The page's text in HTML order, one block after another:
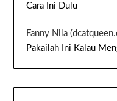
Cara Ini Dulu
Fanny Nila
Pakailah Ini Kalau